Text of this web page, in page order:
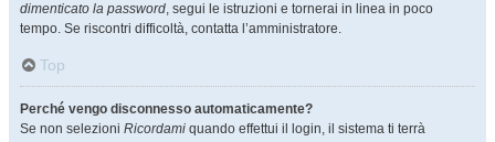
dimenticato la password, segui le istruzioni e tornerai in linea in poco
tempo. Se riscontri difficoltà, contatta l’amministratore.
Top
Perché vengo disconnesso automaticamente?
Se non selezioni Ricordami quando effettui il login, il sistema ti terrà